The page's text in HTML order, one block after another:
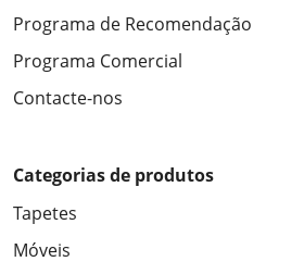
Programa de Recomendação
Programa Comercial
Contacte-nos
Categorias de produtos
Tapetes
Móveis